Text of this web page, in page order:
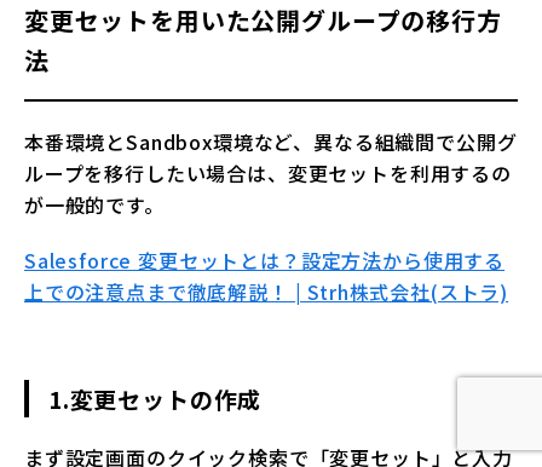
変更セットを用いた公開グループの移行方
法
本番環境とSandbox環境など、異なる組織間で公開グ
ループを移行したい場合は、変更セットを利用するの
が一般的です。
Salesforce 変更セットとは？設定方法から使用する
上での注意点まで徹底解説！ | Strh株式会社(ストラ)
1.変更セットの作成
まず設定画面のクイック検索で「変更セット」と入力